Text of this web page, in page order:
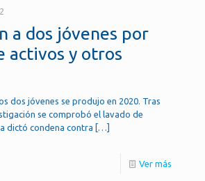
a dos jóvenes por
activos y otros
dos jóvenes se produjo en 2020. Tras
se comprobó el lavado de
dictó condena contra […]
Ver más